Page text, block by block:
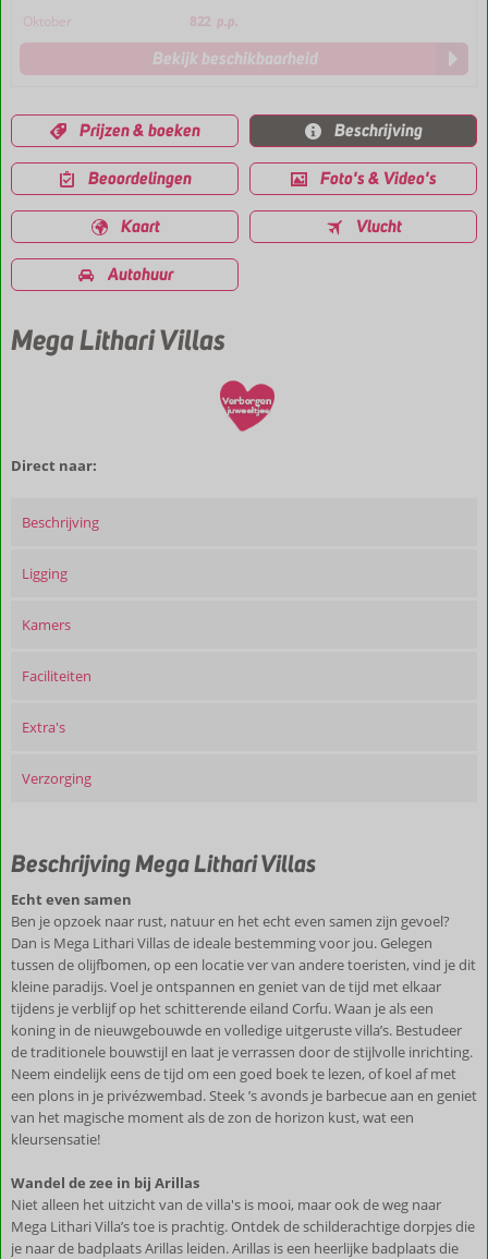
Oktober
822 p.p.
Bekijk beschikbaarheid
Prijzen & boeken Beschrijving
Beoordelingen Foto's & Video's
Kaart Vlucht
Autohuur
Mega Lithari Villas
Direct naar:
Beschrijving
Ligging
Kamers
Faciliteiten
Extra's
Verzorging
Beschrijving Mega Lithari Villas
Echt even samen
Ben je opzoek naar rust, natuur en het echt even samen zijn gevoel?
Dan is Mega Lithari Villas de ideale bestemming voor jou. Gelegen
tussen de olijfbomen, op een locatie ver van andere toeristen, vind je dit
kleine paradijs. Voel je ontspannen en geniet van de tijd met elkaar
tijdens je verblijf op het schitterende eiland Corfu. Waan je als een
koning in de nieuwgebouwde en volledige uitgeruste villa’s. Bestudeer
de traditionele bouwstijl en laat je verrassen door de stijlvolle inrichting.
Neem eindelijk eens de tijd om een goed boek te lezen, of koel af met
een plons in je privézwembad. Steek ’s avonds je barbecue aan en geniet
van het magische moment als de zon de horizon kust, wat een
kleursensatie!
Wandel de zee in bij Arillas
Niet alleen het uitzicht van de villa's is mooi, maar ook de weg naar
Mega Lithari Villa’s toe is prachtig. Ontdek de schilderachtige dorpjes die
je naar de badplaats Arillas leiden. Arillas is een heerlijke badplaats die